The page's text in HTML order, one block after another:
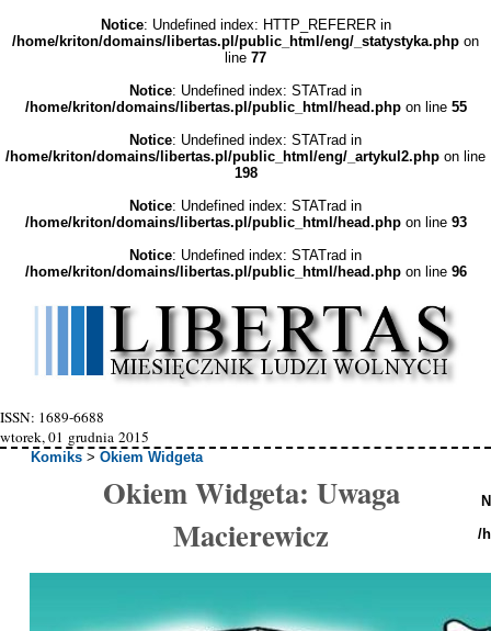
Notice: Undefined index: HTTP_REFERER in
/home/kriton/domains/libertas.pl/public_html/eng/_statystyka.php on
line 77
Notice: Undefined index: STATrad in
/home/kriton/domains/libertas.pl/public_html/head.phpon line 55
Notice: Undefined index: STATrad in
/home/kriton/domains/libertas.pl/public_html/eng/_artykul2.php on line
198
Notice: Undefined index: STATrad in
/home/kriton/domains/libertas.pl/public_html/head.phpon line 93
Notice: Undefined index: STATrad in
/home/kriton/domains/libertas.pl/public_html/head.phpon line 96
ISSN: 1689-6688
wtorek, 01 grudnia 2015
Komiks >Okiem Widgeta
Okiem Widgeta: Uwaga
Macierewicz
/